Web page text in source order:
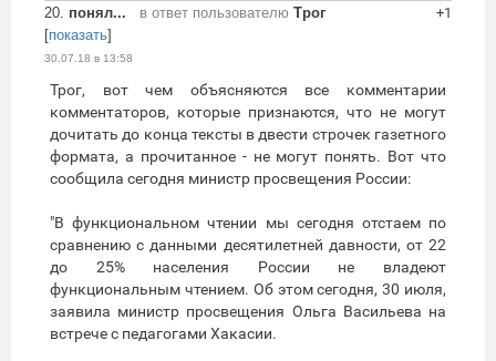
20. понял... в ответ пользователю Трог
[показать]
30.07.18 в 13:58
+1
Трог, вот чем объясняются все комментарии
комментаторов, которые признаются, что не могут
дочитать до конца тексты в двести строчек газетного
формата, а прочитанное - не могут понять. Вот что
сообщила сегодня министр просвещения России:
"В функциональном чтении мы сегодня отстаем по
сравнению с данными десятилетней давности, от 22
до 25% населения России не владеют
функциональным чтением. Об этом сегодня, 30 июля,
заявила министр просвещения Ольга Васильева на
встрече с педагогами Хакасии.